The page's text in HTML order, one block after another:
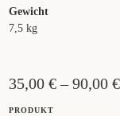
35,00€–90,00€
PRODUKT
Gewicht
7,5 kg